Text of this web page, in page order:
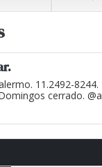
11.2492-
cerrado.